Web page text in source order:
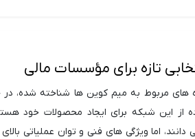
تازه برای مؤسسات مالی
های مربوط به میم کوین ها شناخته شده،
از این شبکه برای ایجاد محصولات خود
اما ویژگی های فنی و توان عملیاتی بالای